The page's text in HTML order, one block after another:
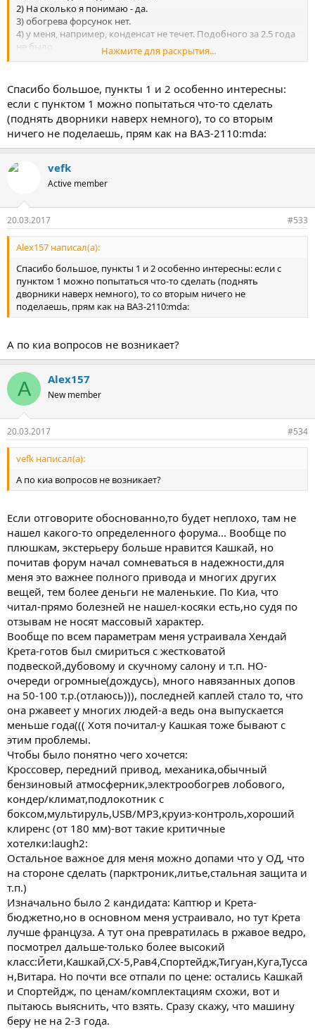
2) На сколько я понимаю - да.
3) обогрева форсунок нет.
4) у меня, например, конденсат не течет. Подобного за 2.5 года
не было
5) Это версия для европы.
блока цилиндров тоже не изменилась.
7) нет вроде. У меня была обработано, но дилером.
Нажмите для раскрытия...
Спасибо большое, пункты 1 и 2 особенно интересны:
если с пунктом 1 можно попытаться что-то сделать
(поднять дворники наверх немного), то со вторым
ничего не поделаешь, прям как на ВАЗ-2110:mda:
vefk
Active member
20.03.2017 #533
Alex157 написал(а):
Спасибо большое, пункты 1 и 2 особенно интересны: если с
пунктом 1 можно попытаться что-то сделать (поднять
дворники наверх немного), то со вторым ничего не
поделаешь, прям как на ВАЗ-2110:mda:
А по киа вопросов не возникает?
A Alex157
New member
20.03.2017 #534
vefk написал(а):
А по киа вопросов не возникает?
Если отговорите обоснованно,то будет неплохо, там не
нашел какого-то определенного форума... Вообще по
плюшкам, экстерьеру больше нравится Кашкай, но
почитав форум начал сомневаться в надежности,для
меня это важнее полного привода и многих других
вещей, тем более деньги не маленькие. По Киа, что
читал-прямо болезней не нашел-косяки есть,но судя по
отзывам не носят массовый характер.
Вообще по всем параметрам меня устраивала Хендай
Крета-готов был смириться с жестковатой
подвеской,дубовому и скучному салону и т.п. НО-
очереди огромные(дождусь), много навязанных допов
на 50-100 т.р.(отлаюсь))), последней каплей стало то, что
она ржавеет у многих людей-а ведь она выпускается
меньше года((( Хотя почитал-у Кашкая тоже бывают с
этим проблемы.
Чтобы было понятно чего хочется:
Кроссовер, передний привод, механика,обычный
бензиновый атмосферник,электрообогрев лобового,
кондер/климат,подлокотник с
боксом,мультируль,USB/MP3,круиз-контроль,хороший
клиренс (от 180 мм)-вот такие критичные
хотелки:laugh2:
Остальное важное для меня можно допами что у ОД, что
на стороне сделать (парктроник,литье,стальная защита и
т.п.)
Изначально было 2 кандидата: Каптюр и Крета-
бюджетно,но в основном меня устраивало, но тут Крета
лучше француза. А тут она превратилась в ржавое ведро,
посмотрел дальше-только более высокий
класс:Йети,Кашкай,СХ-5,Рав4,Спортейдж,Тигуан,Куга,Тусса
н,Витара. Но почти все отпали по цене: остались Кашкай
и Спортейдж, по ценам/комплектациям схожи, вот и
пытаюсь выяснить, что взять. Сразу скажу, что машину
беру не на 2-3 года.